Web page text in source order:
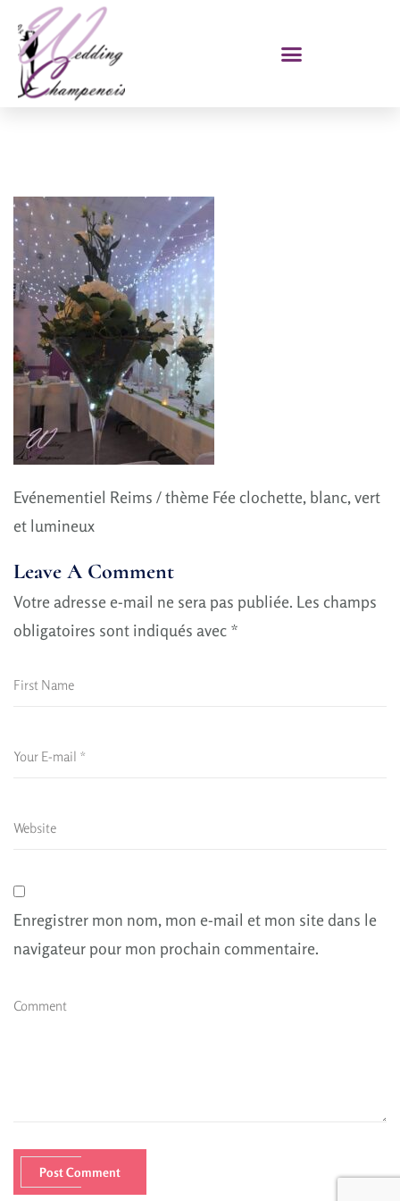
Evénementiel Reims / thème Fée clochette, blanc, vert
et lumineux
Leave A Comment
Votre adresse e-mail ne sera pas publiée. Les champs
obligatoires sont indiqués avec *
Enregistrer mon nom, mon e-mail et mon site dans le
navigateur pour mon prochain commentaire.
Post Comment